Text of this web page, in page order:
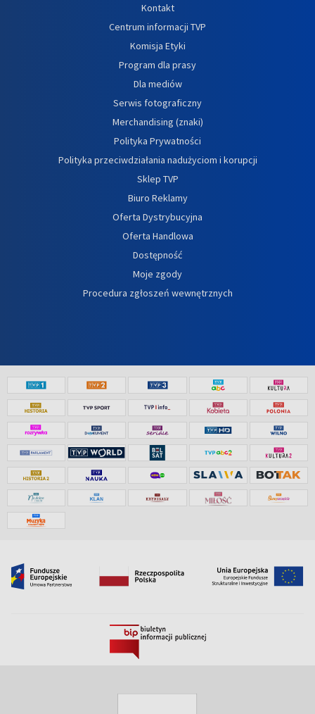
Kontakt
Centrum informacji TVP
Komisja Etyki
Program dla prasy
Dla mediów
Serwis fotograficzny
Merchandising (znaki)
Polityka Prywatności
Polityka przeciwdziałania nadużyciom i korupcji
Sklep TVP
Biuro Reklamy
Oferta Dystrybucyjna
Oferta Handlowa
Dostępność
Moje zgody
Procedura zgłoszeń wewnętrznych